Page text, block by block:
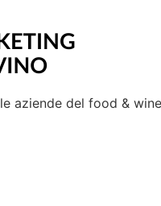
aziende del food & wine